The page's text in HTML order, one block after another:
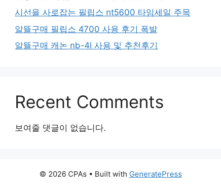
시선을 사로잡는 필립스 nt5600 타임세일 주목
알뜰구매 필립스 4700 사용 후기 폭발
알뜰구매 캐논 nb-4l 사용 및 추천후기
Recent Comments
보여줄 댓글이 없습니다.
© 2026 CPAs • Built with GeneratePress